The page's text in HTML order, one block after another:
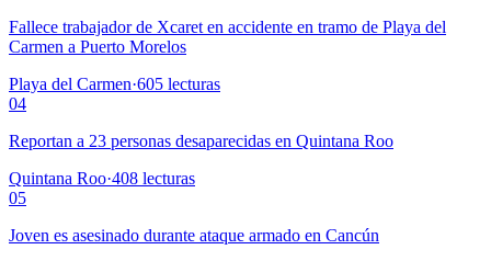
Fallece trabajador de Xcaret en accidente en tramo de Playa del
Carmen a Puerto Morelos
Playa del Carmen·605 lecturas
04
Reportan a 23 personas desaparecidas en Quintana Roo
Quintana Roo·408 lecturas
05
Joven es asesinado durante ataque armado en Cancún